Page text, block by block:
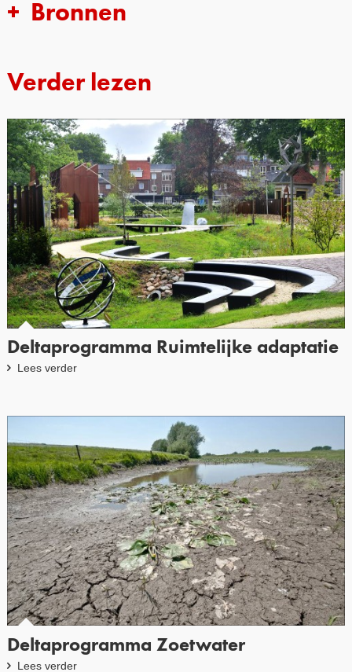
Bronnen
Verder lezen
Deltaprogramma Ruimtelijke adaptatie
Lees verder
Deltaprogramma Zoetwater
Lees verder